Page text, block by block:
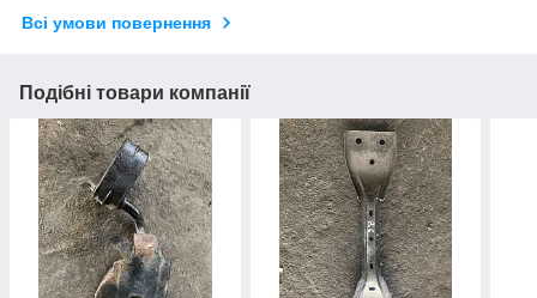
Всі умови повернення
Подібні товари компанії